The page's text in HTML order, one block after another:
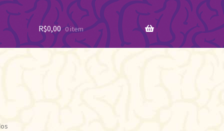
R$0,00 0 item
Classificado